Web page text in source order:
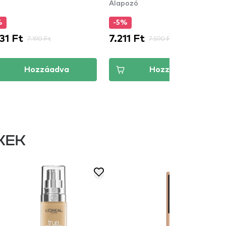
Ft 7.190 Ft
Hozzáadva
Alapozó
-5%
7.211 Ft 7.590 Ft
Hozzáadva